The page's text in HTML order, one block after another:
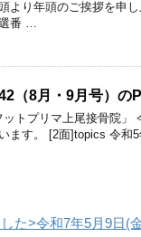
より年頭のご挨拶を申
番 …
（8月・9月号）の
トプリマ上尾接骨院」
ます。 [2面]topics 令
た>令和7年5月9日(